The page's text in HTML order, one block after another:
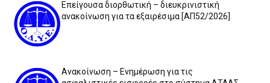
Επείγουσα διορθωτική – διευκρινιστική
ανακοίνωση για τα εξαιρέσιμα [ΑΠ52/2026]
Ανακοίνωση – Ενημέρωση για τις